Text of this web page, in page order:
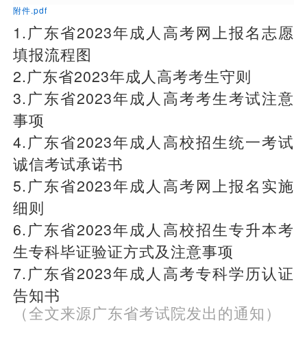
附件.pdf
1.广东省2023年成人高考网上报名志愿
填报流程图
2.广东省2023年成人高考考生守则
3.广东省2023年成人高考考生考试注意
事项
4.广东省2023年成人高校招生统一考试
诚信考试承诺书
5.广东省2023年成人高考网上报名实施
细则
6.广东省2023年成人高校招生专升本考
生专科毕证验证方式及注意事项
7.广东省2023年成人高考专科学历认证
告知书
（全文来源广东省考试院发出的通知）